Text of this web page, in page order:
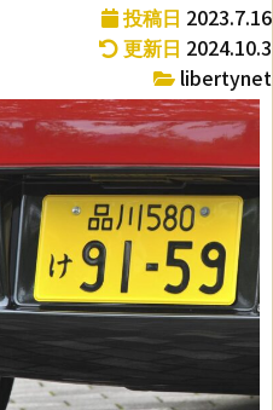
投稿日 2023.7.16
更新日 2024.10.3
libertynet